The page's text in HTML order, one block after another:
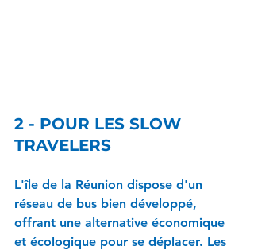
2 - POUR LES SLOW
TRAVELERS
L'île de la Réunion dispose d'un
réseau de bus bien développé,
offrant une alternative économique
et écologique pour se déplacer. Les